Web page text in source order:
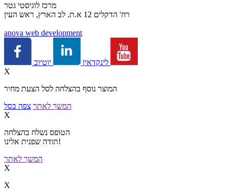
מרכז לוגיסטי גטר
רח' הדקלים 12 א.ת. לב הארץ, ראש העין
anova web development
לינקדאין
X
המוצר נוסף בהצלחה לסל הצעת מחיר
המשך לאתר צפה בסל
X
הטופס נשלח בהצלחה
תודה שפנית אלינו!
המשך לאתר
X
X